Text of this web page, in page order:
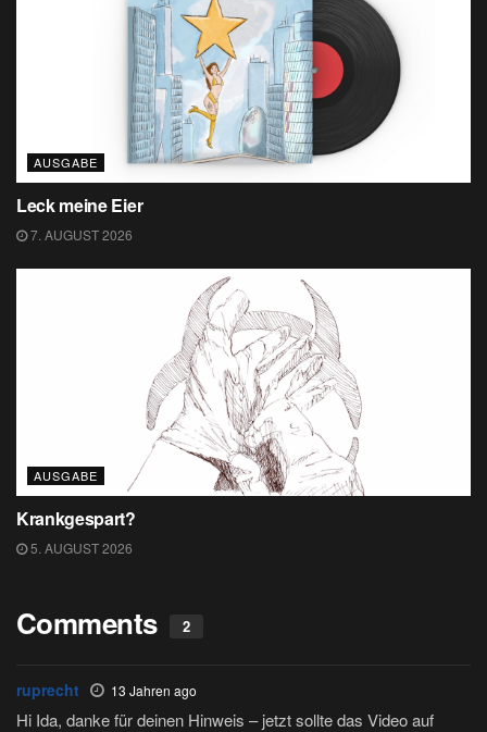
AUSGABE
Leck meine Eier
7. AUGUST 2026
AUSGABE
Krankgespart?
5. AUGUST 2026
Comments 2
ruprecht 13 Jahren ago
Hi Ida, danke für deinen Hinweis – jetzt sollte das Video auf